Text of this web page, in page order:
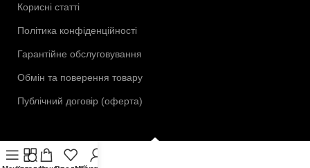
Корисні статті
Політика конфіденційності
Гарантійне обслуговування
Обмін та поверення товару
Публічний договір (оферта)